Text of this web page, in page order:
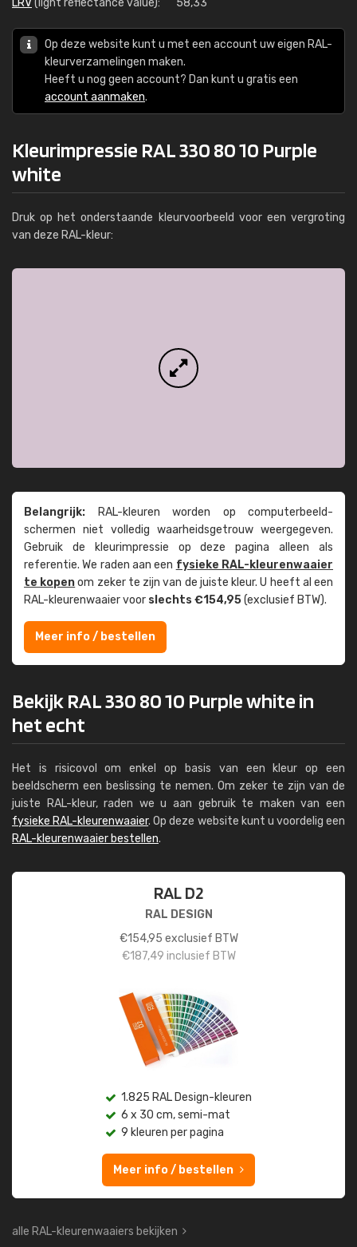
LRV(light reflectance value): 58,33
Op deze website kunt u met een account uw eigen RAL-
kleurverzamelingen maken.
Heeft u nog geen account? Dan kunt u gratis een
account aanmaken.
Kleurimpressie RAL 330 80 10 Purple
white
Druk op het onderstaande kleurvoorbeeld voor een vergroting
van deze RAL-kleur:
Belangrijk: RAL-kleuren worden op computer­beeld­
schermen niet volledig waarheids­­getrouw weer­gegeven.
Gebruik de kleur­impressie op deze pagina alleen als
referentie. We raden aan een fysieke RAL-kleuren­waaier
te kopenom zeker te zijn van de juiste kleur. U heeft al een
RAL-kleuren­waaier voor slechts €154,95(exclusief BTW).
Meer info / bestellen
Bekijk RAL 330 80 10 Purple white in
het echt
Het is risicovol om enkel op basis van een kleur op een
beeldscherm een beslissing te nemen. Om zeker te zijn van de
juiste RAL-kleur, raden we u aan gebruik te maken van een
fysieke RAL-kleurenwaaier. Op deze website kunt u voordelig een
RAL-kleurenwaaier bestellen.
RAL D2
RAL DESIGN
€154,95 exclusief BTW
€187,49 inclusief BTW
1.825 RAL Design-kleuren
6 x 30 cm, semi-mat
9 kleuren per pagina
Meer info / bestellen
alle RAL-kleurenwaaiers bekijken